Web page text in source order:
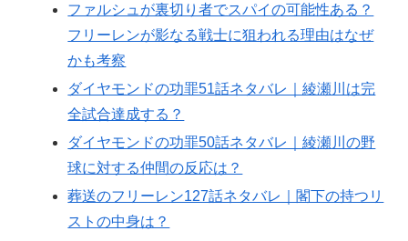
ファルシュが裏切り者でスパイの可能性ある？
フリーレンが影なる戦士に狙われる理由はなぜ
かも考察
ダイヤモンドの功罪51話ネタバレ｜綾瀬川は完
全試合達成する？
ダイヤモンドの功罪50話ネタバレ｜綾瀬川の野
球に対する仲間の反応は？
葬送のフリーレン127話ネタバレ｜閣下の持つリ
ストの中身は？